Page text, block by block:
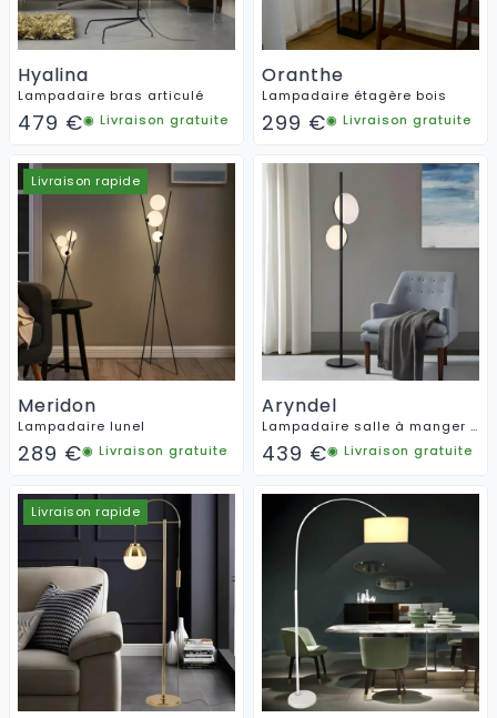
Hyalina
Lampadaire bras articulé
479 €◉ Livraison gratuite
Oranthe
Lampadaire étagère bois
299 €◉ Livraison gratuite
Livraison rapide
Meridon
Lampadaire lunel
289 €◉ Livraison gratuite
Aryndel
Lampadaire salle à manger design
439 €◉ Livraison gratuite
Livraison rapide